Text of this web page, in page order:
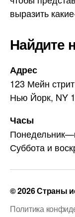
m
выразить
Найдите
Адрес
123 Мейн стрит
Нью Йорк, NY
Часы
Суббота и
© 2026Страны
Политика